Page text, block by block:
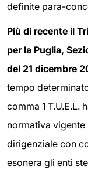
definite para-
Più di recente il
per la Puglia,
del 21 dicembre
tempo
comma 1 T.U.E.L.
normativa
dirigenziale con
esonera gli enti